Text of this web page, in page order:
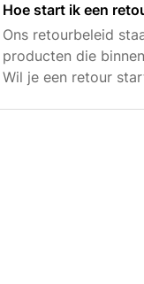
Hoe start ik een
Ons retourbeleid
producten die
Wil je een retour